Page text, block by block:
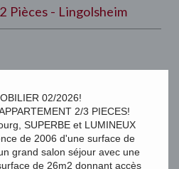
Pièces - Lingolsheim
02/2026!
2/3 PIECES!
SUPERBE et LUMINEUX
de 2006 d'une surface de
grand salon séjour avec une
de 26m2 donnant accès